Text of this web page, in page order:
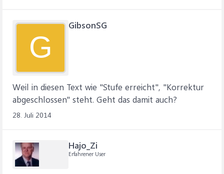
G
GibsonSG
Weil in diesen Text wie "Stufe erreicht", "Korrektur
abgeschlossen" steht. Geht das damit auch?
28. Juli 2014
Hajo_Zi
Erfahrener User